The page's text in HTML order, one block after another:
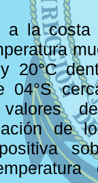
la costa
20°C
04°S
de